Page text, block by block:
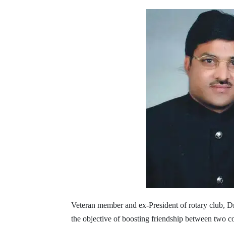
Veteran member and ex-President of rotary
the objective of boosting friendship between two